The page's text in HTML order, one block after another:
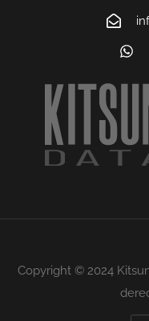
Copyright © 2024